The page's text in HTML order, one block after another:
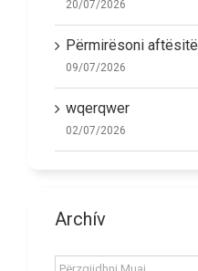
20/07/2026
Përmirësoni
09/07/2026
wqerqwer
02/07/2026
Archív